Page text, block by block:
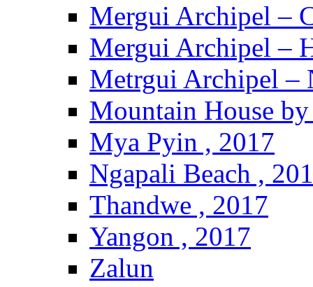
Mergui Archipel –
Mergui Archipel –
Metrgui Archipel –
Mountain House
Mya Pyin , 2017
Ngapali Beach ,
Thandwe , 2017
Yangon , 2017
Zalun